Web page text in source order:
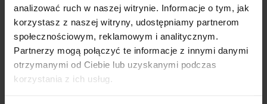
analizować ruch w naszej witrynie. Informacje o tym, jak
korzystasz z naszej witryny, udostępniamy partnerom
społecznościowym, reklamowym i analitycznym.
Partnerzy mogą połączyć te informacje z innymi danymi
otrzymanymi od Ciebie lub uzyskanymi podczas
korzystania z ich usług.
Polecamy inne artykuły